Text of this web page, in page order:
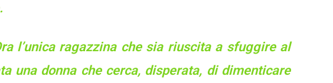
l’unica ragazzina che sia riuscita a sfuggire al
una donna che cerca, disperata, di dimenticare